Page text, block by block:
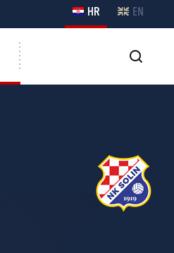
HR EN